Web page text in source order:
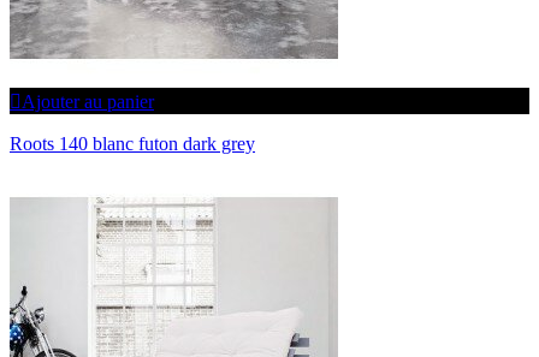
Ajouter au panier
Roots 140 blanc futon dark grey